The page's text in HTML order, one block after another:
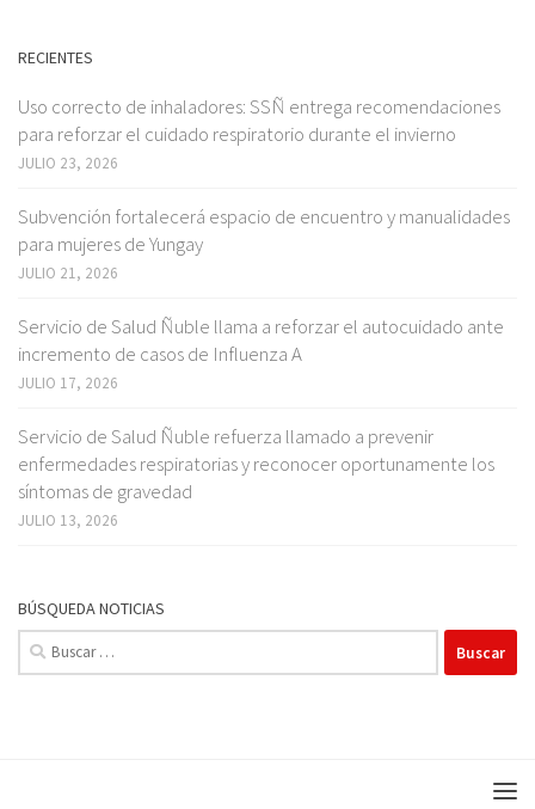
RECIENTES
Uso correcto de inhaladores: SSÑ entrega recomendaciones
para reforzar el cuidado respiratorio durante el invierno
JULIO 23, 2026
Subvención fortalecerá espacio de encuentro y manualidades
para mujeres de Yungay
JULIO 21, 2026
Servicio de Salud Ñuble llama a reforzar el autocuidado ante
incremento de casos de Influenza A
JULIO 17, 2026
Servicio de Salud Ñuble refuerza llamado a prevenir
enfermedades respiratorias y reconocer oportunamente los
síntomas de gravedad
JULIO 13, 2026
BÚSQUEDA NOTICIAS
Buscar: